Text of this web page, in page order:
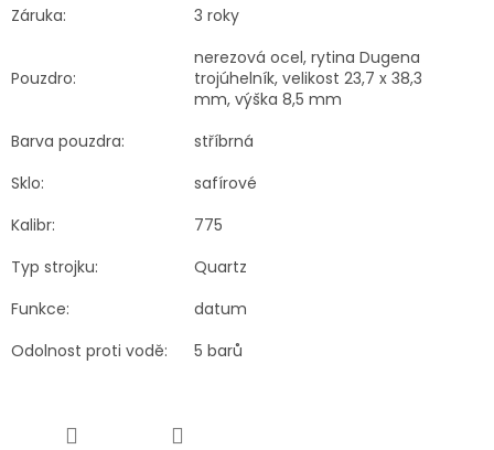
Záruka:
3 roky
Pouzdro:
nerezová ocel, rytina Dugena
trojúhelník, velikost 23,7 x 38,3
mm, výška 8,5 mm
Barva pouzdra:
stříbrná
Sklo:
safírové
Kalibr:
775
Typ strojku:
Quartz
Funkce:
datum
Odolnost proti vodě:
5 barů